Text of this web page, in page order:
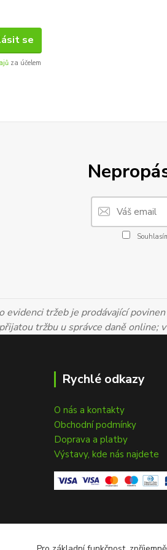
se
za účelem
evidenci tržeb je prodávající
tržbu u správce daně online;
Rychlé odkazy
O nás a kontakty
Obchodní podmínky
Doprava a platby
Výstavy, kde nás najdete